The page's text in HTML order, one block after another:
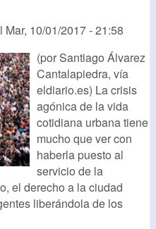
Mar, 10/01/2017 - 21:58
(por Santiago Álvarez
Cantalapiedra, vía
eldiario.es) La crisis
agónica de la vida
cotidiana urbana tiene
mucho que ver con
haberla puesto al
servicio de la
el derecho a la ciudad
liberándola de los